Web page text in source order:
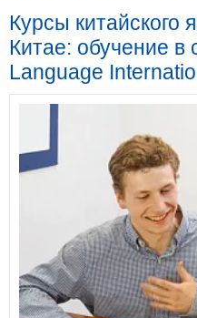
Курсы китайского
Китае: обучение в
Language